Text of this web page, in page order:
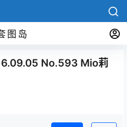
图岛
No.593 Mio莉